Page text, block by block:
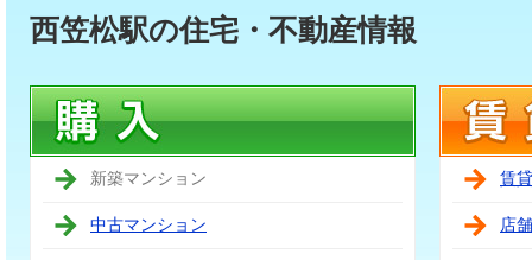
西笠松駅の住宅・不動産情報
新築マンション
中古マンション
賃
店